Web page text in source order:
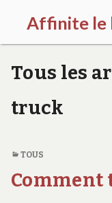
Affinite le
e
t
p
u
s
…
Tous les
truck
TOUS
Comment